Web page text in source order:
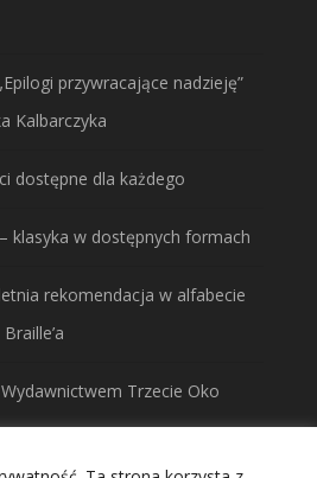
przywracające nadzieję”
Kalbarczyka
dostępne dla każdego
klasyka w dostępnych formach
rekomendacja w alfabecie
Braille’a
Trzecie Oko